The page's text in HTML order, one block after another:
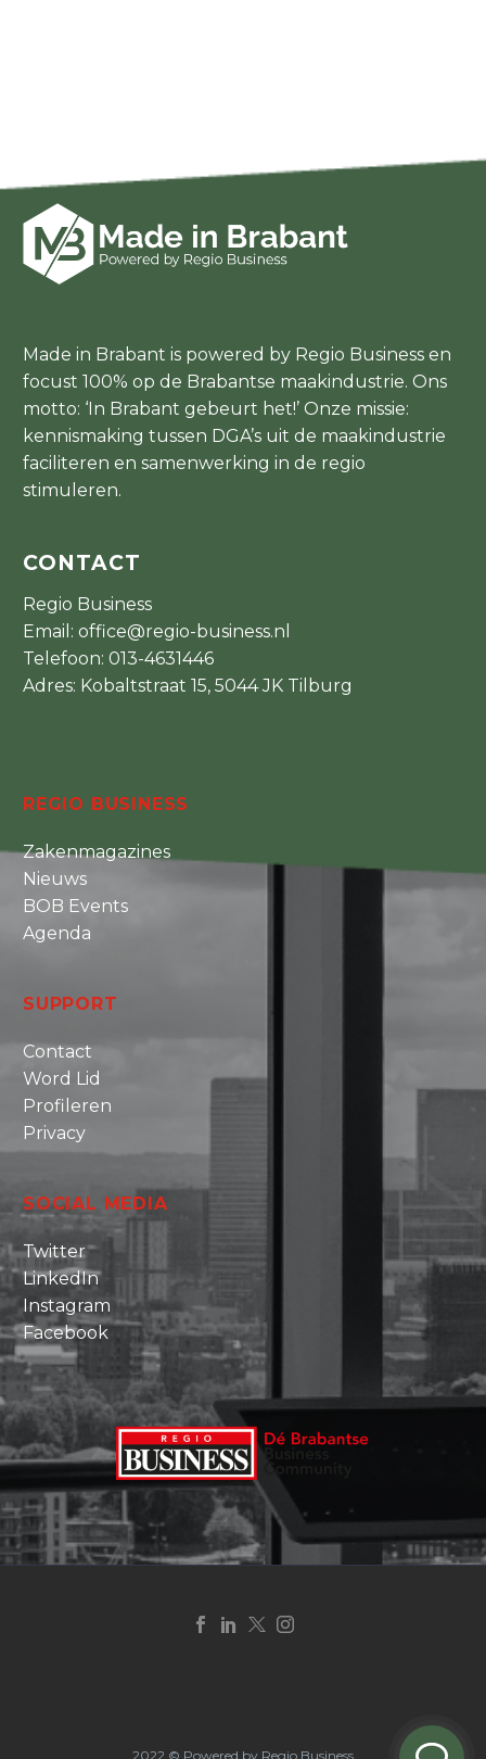
Made in Brabant is powered by Regio Business en
focust 100% op de Brabantse maakindustrie. Ons
motto: ‘In Brabant gebeurt het!’ Onze missie:
kennismaking tussen DGA’s uit de maakindustrie
faciliteren en samenwerking in de regio
stimuleren.
CONTACT
Regio Business
Email: office@regio-business.nl
Telefoon: 013-4631446
Adres: Kobaltstraat 15, 5044 JK Tilburg
REGIO BUSINESS
Zakenmagazines
Nieuws
BOB Events
Agenda
SUPPORT
Contact
Word Lid
Profileren
Privacy
SOCIAL MEDIA
Twitter
LinkedIn
Instagram
Facebook
2022 © Powered by Regio Business